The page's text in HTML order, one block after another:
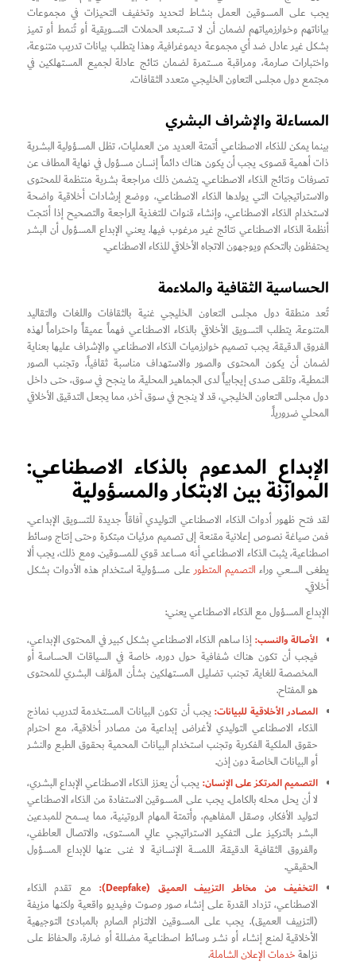
يجب على المسوقين العمل بنشاط لتحديد وتخفيف التحيزات في مجموعات
بياناتهم وخوارزمياتهم لضمان أن لا تستبعد الحملات التسويقية أو تُنمط أو تميز
بشكل غير عادل ضد أي مجموعة ديموغرافية. وهذا يتطلب بيانات تدريب متنوعة،
واختبارات صارمة، ومراقبة مستمرة لضمان نتائج عادلة لجميع المستهلكين في
مجتمع دول مجلس التعاون الخليجي متعدد الثقافات.
المساءلة والإشراف البشري
بينما يمكن للذكاء الاصطناعي أتمتة العديد من العمليات، تظل المسؤولية البشرية
ذات أهمية قصوى. يجب أن يكون هناك دائماً إنسان مسؤول في نهاية المطاف عن
تصرفات ونتائج الذكاء الاصطناعي. يتضمن ذلك مراجعة بشرية منتظمة للمحتوى
والاستراتيجيات التي يولدها الذكاء الاصطناعي، ووضع إرشادات أخلاقية واضحة
لاستخدام الذكاء الاصطناعي، وإنشاء قنوات للتغذية الراجعة والتصحيح إذا أنتجت
أنظمة الذكاء الاصطناعي نتائج غير مرغوب فيها. يعني الإبداع المسؤول أن البشر
يحتفظون بالتحكم ويوجهون الاتجاه الأخلاقي للذكاء الاصطناعي.
الحساسية الثقافية والملاءمة
تُعد منطقة دول مجلس التعاون الخليجي غنية بالثقافات واللغات والتقاليد
المتنوعة. يتطلب التسويق الأخلاقي بالذكاء الاصطناعي فهماً عميقاً واحتراماً لهذه
الفروق الدقيقة. يجب تصميم خوارزميات الذكاء الاصطناعي والإشراف عليها بعناية
لضمان أن يكون المحتوى والصور والاستهداف مناسبة ثقافياً، وتجنب الصور
النمطية، وتلقى صدى إيجابياً لدى الجماهير المحلية. ما ينجح في سوق، حتى داخل
دول مجلس التعاون الخليجي، قد لا ينجح في سوق آخر، مما يجعل التدقيق الأخلاقي
المحلي ضرورياً.
الإبداع المدعوم بالذكاء الاصطناعي:
الموازنة بين الابتكار والمسؤولية
لقد فتح ظهور أدوات الذكاء الاصطناعي التوليدي آفاقاً جديدة للتسويق الإبداعي.
فمن صياغة نصوص إعلانية مقنعة إلى تصميم مرئيات مبتكرة وحتى إنتاج وسائط
اصطناعية، يثبت الذكاء الاصطناعي أنه مساعد قوي للمسوقين. ومع ذلك، يجب ألا
يطغى السعي وراء التصميم المتطورعلى مسؤولية استخدام هذه الأدوات بشكل
أخلاقي.
الإبداع المسؤول مع الذكاء الاصطناعي يعني:
الأصالة والنسب:إذا ساهم الذكاء الاصطناعي بشكل كبير في المحتوى الإبداعي،
فيجب أن تكون هناك شفافية حول دوره، خاصة في السياقات الحساسة أو
المخصصة للغاية. تجنب تضليل المستهلكين بشأن المؤلف البشري للمحتوى
هو المفتاح.
المصادر الأخلاقية للبيانات:يجب أن تكون البيانات المستخدمة لتدريب نماذج
الذكاء الاصطناعي التوليدي لأغراض إبداعية من مصادر أخلاقية، مع احترام
حقوق الملكية الفكرية وتجنب استخدام البيانات المحمية بحقوق الطبع والنشر
أو البيانات الخاصة دون إذن.
التصميم المرتكز على الإنسان:يجب أن يعزز الذكاء الاصطناعي الإبداع البشري،
لا أن يحل محله بالكامل. يجب على المسوقين الاستفادة من الذكاء الاصطناعي
لتوليد الأفكار، وصقل المفاهيم، وأتمتة المهام الروتينية، مما يسمح للمبدعين
البشر بالتركيز على التفكير الاستراتيجي عالي المستوى، والاتصال العاطفي،
والفروق الثقافية الدقيقة. اللمسة الإنسانية لا غنى عنها للإبداع المسؤول
الحقيقي.
التخفيف من مخاطر التزييف العميق (Deepfake):
مع تقدم الذكاء
الاصطناعي، تزداد القدرة على إنشاء صور وصوت وفيديو واقعية ولكنها مزيفة
(التزييف العميق). يجب على المسوقين الالتزام الصارم بالمبادئ التوجيهية
الأخلاقية لمنع إنشاء أو نشر وسائط اصطناعية مضللة أو ضارة، والحفاظ على
نزاهةخدمات الإعلان الشاملة.